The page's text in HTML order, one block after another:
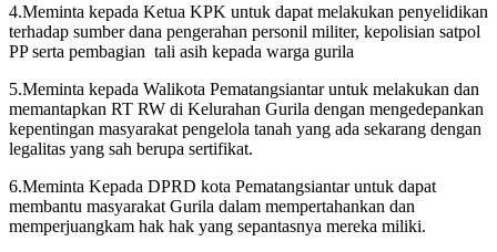
4.Meminta kepada Ketua KPK untuk dapat melakukan penyelidikan
terhadap sumber dana pengerahan personil militer, kepolisian satpol
PP serta pembagian tali asih kepada warga gurila
5.Meminta kepada Walikota Pematangsiantar untuk melakukan dan
memantapkan RT RW di Kelurahan Gurila dengan mengedepankan
kepentingan masyarakat pengelola tanah yang ada sekarang dengan
legalitas yang sah berupa sertifikat.
6.Meminta Kepada DPRD kota Pematangsiantar untuk dapat
membantu masyarakat Gurila dalam mempertahankan dan
memperjuangkam hak hak yang sepantasnya mereka miliki.